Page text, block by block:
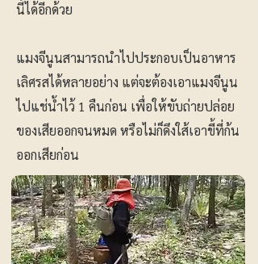
นี้ได้อีกด้วย
แมงจีนูนสามารถนำไปประกอบเป็นอาหาร
เลิศรสได้หลายอย่าง แต่จะต้องเอาแมงจีนูน
ไปแช่น้ำไว้ 1 คืนก่อน เพื่อให้ขับถ่ายปล่อย
ของเสียออกจนหมด หรือไม่ก็ดึงใส้เอาขี้ที่ก้น
ออกเสียก่อน